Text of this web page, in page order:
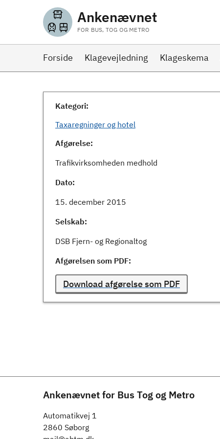
Ankenævnet
FOR BUS, TOG OG METRO
Forside Klagevejledning Klageskema
Kategori:
Taxaregninger og hotel
Afgørelse:
Trafikvirksomheden medhold
Dato:
15. december 2015
Selskab:
DSB Fjern- og Regionaltog
Afgørelsen som PDF:
Download afgørelse som PDF
Ankenævnet for Bus Tog og Metro
Automatikvej 1
2860 Søborg